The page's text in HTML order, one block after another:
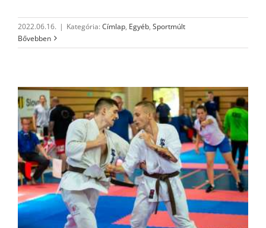
2022.06.16. | Kategória: Címlap, Egyéb, Sportmúlt
Bővebben